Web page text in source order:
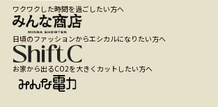
ワクワクした時間を過ごしたい方へ
日頃のファッションからエシカルになりたい方へ
お家から出るCO2を大きくカットしたい方へ